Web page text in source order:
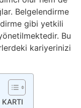
Belgelendirme
gibi yetkili
Bu
kariyerinizi